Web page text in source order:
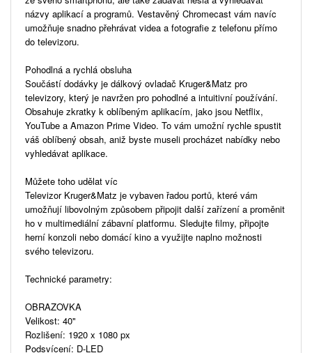
názvy aplikací a programů. Vestavěný Chromecast vám navíc
umožňuje snadno přehrávat videa a fotografie z telefonu přímo
do televizoru.
Pohodlná a rychlá obsluha
Součástí dodávky je dálkový ovladač Kruger&Matz pro
televizory, který je navržen pro pohodlné a intuitivní používání.
Obsahuje zkratky k oblíbeným aplikacím, jako jsou Netflix,
YouTube a Amazon Prime Video. To vám umožní rychle spustit
váš oblíbený obsah, aniž byste museli procházet nabídky nebo
vyhledávat aplikace.
Můžete toho udělat víc
Televizor Kruger&Matz je vybaven řadou portů, které vám
umožňují libovolným způsobem připojit další zařízení a proměnit
ho v multimediální zábavní platformu. Sledujte filmy, připojte
herní konzoli nebo domácí kino a využijte naplno možnosti
svého televizoru.
Technické parametry:
OBRAZOVKA
Velikost: 40"
Rozlišení: 1920 x 1080 px
Podsvícení: D-LED